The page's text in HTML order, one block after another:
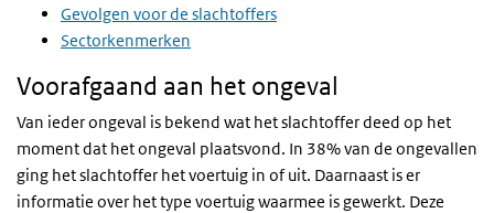
Gevolgen voor de slachtoffers
Sectorkenmerken
Voorafgaand aan het ongeval
Van ieder ongeval is bekend wat het slachtoffer deed op het
moment dat het ongeval plaatsvond. In 38% van de ongevallen
ging het slachtoffer het voertuig in of uit. Daarnaast is er
informatie over het type voertuig waarmee is gewerkt. Deze